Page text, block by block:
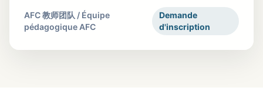
anglais, mathématiques, qigong, chorale, danse, arts,
sciences et technologies, expression, sport et ateliers
AFC 教师团队 / Équipe
pédagogique AFC
Demande
d'inscription